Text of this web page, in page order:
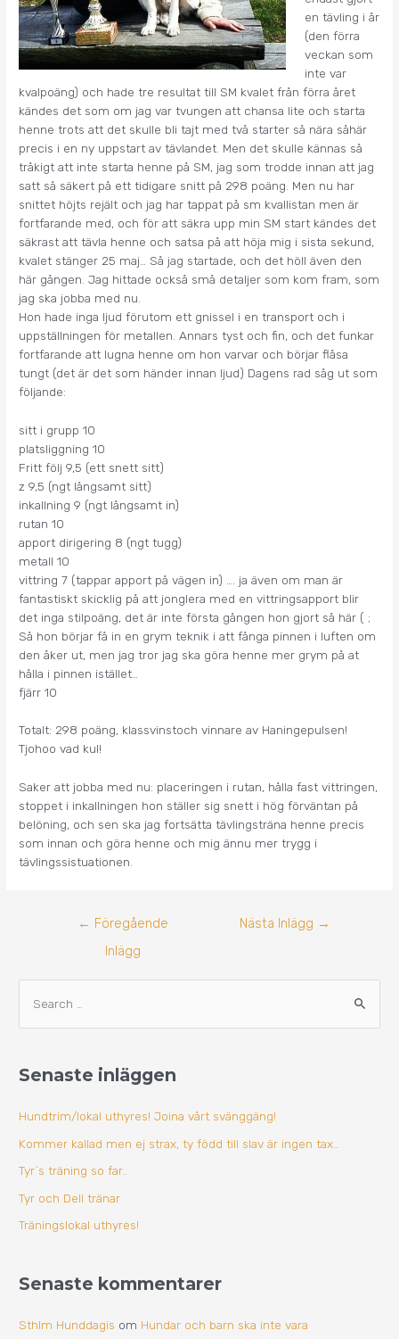
en tävling i år
(den förra
veckan som
inte var
kvalpoäng) och hade tre resultat till SM kvalet från förra året
kändes det som om jag var tvungen att chansa lite och starta
henne trots att det skulle bli tajt med två starter så nära såhär
precis i en ny uppstart av tävlandet. Men det skulle kännas så
tråkigt att inte starta henne på SM, jag som trodde innan att jag
satt så säkert på ett tidigare snitt på 298 poäng. Men nu har
snittet höjts rejält och jag har tappat på sm kvallistan men är
fortfarande med, och för att säkra upp min SM start kändes det
säkrast att tävla henne och satsa på att höja mig i sista sekund,
kvalet stänger 25 maj… Så jag startade, och det höll även den
här gången. Jag hittade också små detaljer som kom fram, som
jag ska jobba med nu.
Hon hade inga ljud förutom ett gnissel i en transport och i
uppställningen för metallen. Annars tyst och fin, och det funkar
fortfarande att lugna henne om hon varvar och börjar flåsa
tungt (det är det som händer innan ljud) Dagens rad såg ut som
följande:
sitt i grupp 10
platsliggning 10
Fritt följ 9,5 (ett snett sitt)
z 9,5 (ngt långsamt sitt)
inkallning 9 (ngt långsamt in)
rutan 10
apport dirigering 8 (ngt tugg)
metall 10
vittring 7 (tappar apport på vägen in) …. ja även om man är
fantastiskt skicklig på att jonglera med en vittringsapport blir
det inga stilpoäng, det är inte första gången hon gjort så här ( ;
Så hon börjar få in en grym teknik i att fånga pinnen i luften om
den åker ut, men jag tror jag ska göra henne mer grym på at
hålla i pinnen istället…
fjärr 10
Totalt: 298 poäng, klassvinstoch vinnare av Haningepulsen!
Tjohoo vad kul!
Saker att jobba med nu: placeringen i rutan, hålla fast vittringen,
stoppet i inkallningen hon ställer sig snett i hög förväntan på
belöning, och sen ska jag fortsätta tävlingsträna henne precis
som innan och göra henne och mig ännu mer trygg i
tävlingssistuationen.
← Föregående
Inlägg
Nästa Inlägg →
ö
e
e
r
:
Senaste inläggen
Hundtrim/lokal uthyres! Joina vårt svänggäng!
Kommer kallad men ej strax, ty född till slav är ingen tax…
Tyr`s träning so far..
Tyr och Dell tränar
Träningslokal uthyres!
Senaste kommentarer
Sthlm Hunddagis om Hundar och barn ska inte vara